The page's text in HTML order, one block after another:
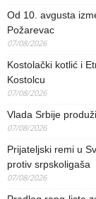
Od 10. avgusta
Požarevac
07/08/2026
Kostolački kotlić i
Kostolcu
07/08/2026
Vlada Srbije
07/08/2026
Prijateljski remi u
protiv srpskoligaša
07/08/2026